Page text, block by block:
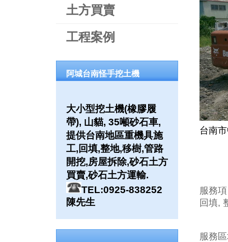
土方買賣
工程案例
阿城台南怪手挖土機
大小型挖土機(橡膠履
帶), 山貓, 35噸砂石車,
提供台南地區重機具施
工,回填,整地,移樹,管路
開挖,房屋拆除,砂石土方
買賣,砂石土方運輸.
TEL:0925-838252
陳先生
台南
服務
回填,
服務